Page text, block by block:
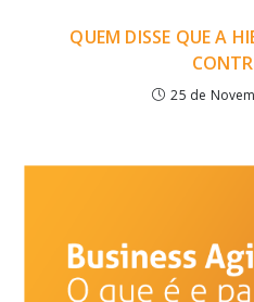
QUEM DISSE QUE A
25 de